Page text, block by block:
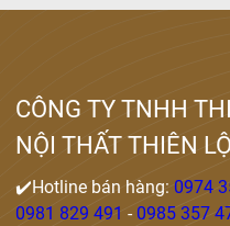
CÔNG TY TNHH
NỘI THẤT THIÊN
✔️Hotline bán hàng: 0974
0981 829 491 - 0985 357